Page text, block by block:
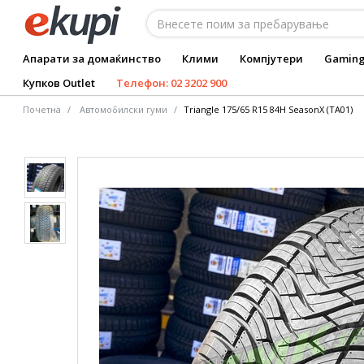
Апарати за домаќинство Клими Компјутери
Купков Outlet
Телефон: 02 3202 900
Почетна Автомобилски гуми Triangle 175/65 R15 84H SeasonX (TA01)